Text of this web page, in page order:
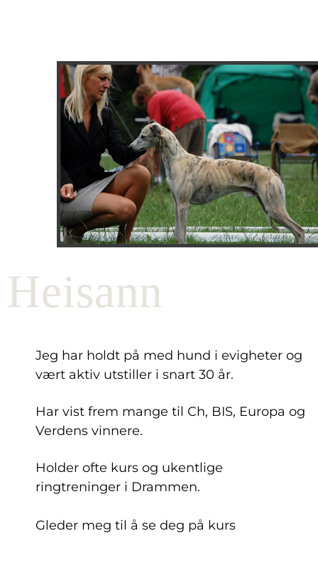
Heisann
Jeg har holdt på med hund i evigheter og
vært aktiv utstiller i snart 30 år.
Har vist frem mange til Ch, BIS, Europa og
Verdens vinnere.
Holder ofte kurs og ukentlige
ringtreninger i Drammen.
Gleder meg til å se deg på kurs